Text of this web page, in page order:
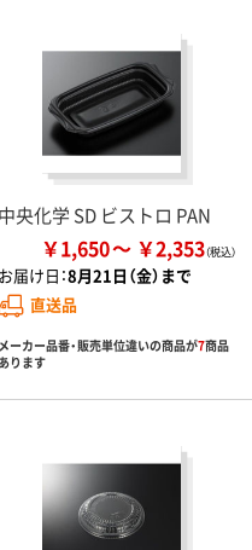
中央化学 SD ビストロ PAN
￥1,650 ￥2,353
お届け日：8月21日（金）まで
直送品
メーカー品番・販売単位違いの商品が7商品
あります